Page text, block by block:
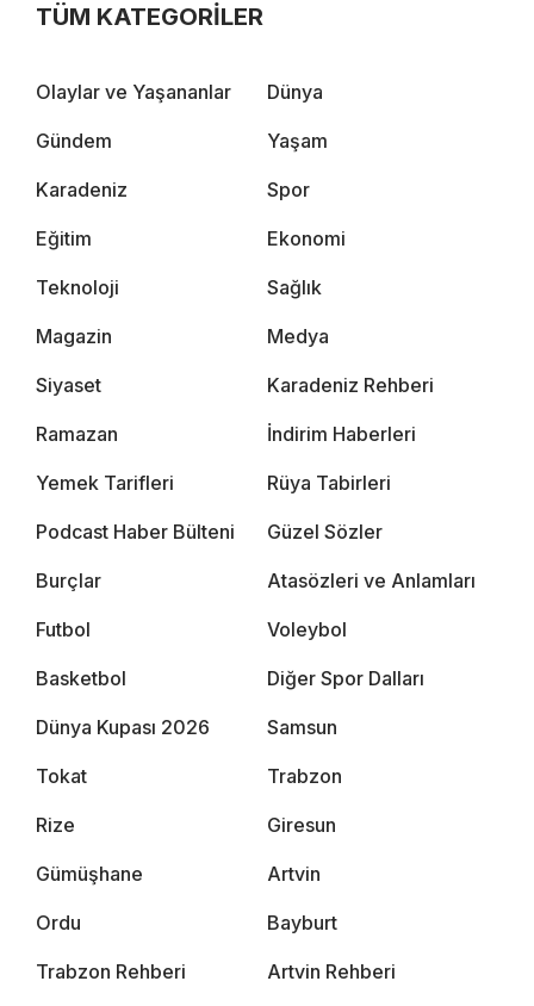
TÜM KATEGORİLER
Olaylar ve Yaşananlar Dünya
Gündem Yaşam
Karadeniz Spor
Eğitim Ekonomi
Teknoloji Sağlık
Magazin Medya
Siyaset Karadeniz Rehberi
Ramazan İndirim Haberleri
Yemek Tarifleri Rüya Tabirleri
Podcast Haber Bülteni Güzel Sözler
Burçlar Atasözleri ve Anlamları
Futbol Voleybol
Basketbol Diğer Spor Dalları
Dünya Kupası 2026 Samsun
Tokat Trabzon
Rize Giresun
Gümüşhane Artvin
Ordu Bayburt
Trabzon Rehberi Artvin Rehberi